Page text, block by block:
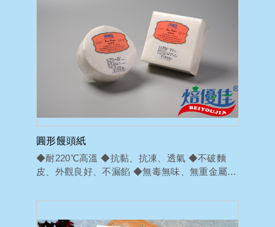
圓形饅頭紙
◆耐220℃高溫 ◆抗黏、抗凍、透氣 ◆不破麵
皮、外觀良好、不漏餡 ◆無毒無味、無重金屬殘